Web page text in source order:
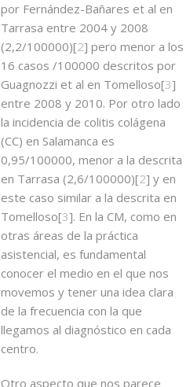
por Fernández-Bañares et al en
Tarrasa entre 2004 y 2008
(2,2/100000)[2] pero menor a los
16 casos /100000 descritos por
Guagnozzi et al en Tomelloso[3]
entre 2008 y 2010. Por otro lado
la incidencia de colitis colágena
(CC) en Salamanca es
0,95/100000, menor a la descrita
en Tarrasa (2,6/100000)[2] y en
este caso similar a la descrita en
Tomelloso[3]. En la CM, como en
otras áreas de la práctica
asistencial, es fundamental
conocer el medio en el que nos
movemos y tener una idea clara
de la frecuencia con la que
llegamos al diagnóstico en cada
centro.
Otro aspecto que nos parece